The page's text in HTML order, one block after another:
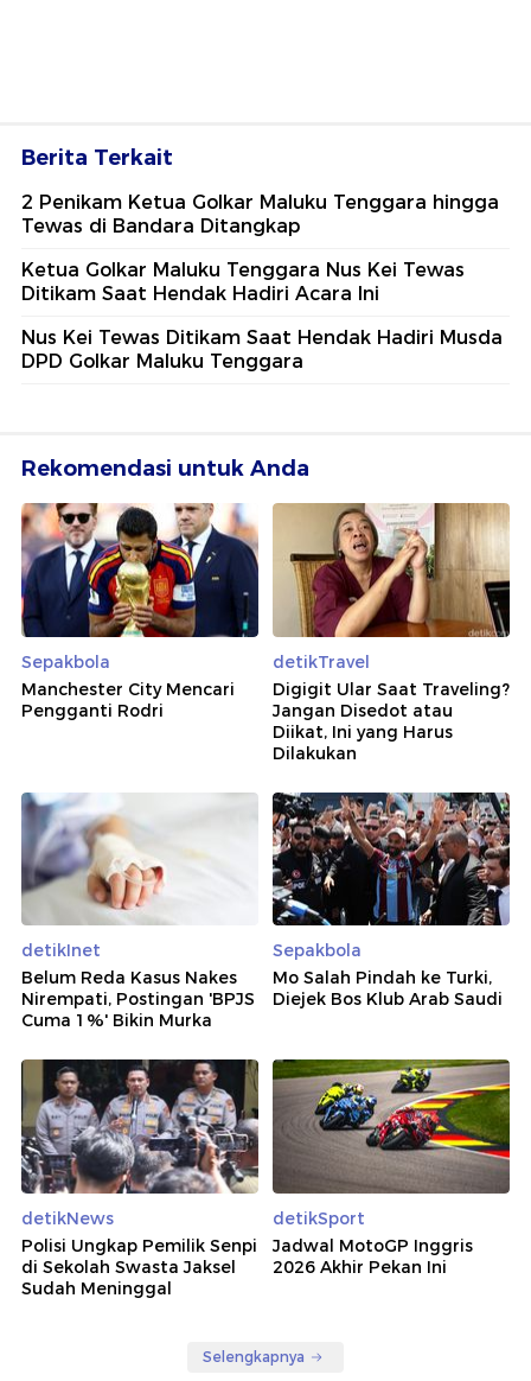
Berita Terkait
2 Penikam Ketua Golkar Maluku Tenggara hingga
Tewas di Bandara Ditangkap
Ketua Golkar Maluku Tenggara Nus Kei Tewas
Ditikam Saat Hendak Hadiri Acara Ini
Nus Kei Tewas Ditikam Saat Hendak Hadiri Musda
DPD Golkar Maluku Tenggara
Rekomendasi untuk Anda
Sepakbola
Manchester City Mencari
Pengganti Rodri
detikTravel
Digigit Ular Saat Traveling?
Jangan Disedot atau
Diikat, Ini yang Harus
Dilakukan
detikInet
Belum Reda Kasus Nakes
Nirempati, Postingan 'BPJS
Cuma 1%' Bikin Murka
Sepakbola
Mo Salah Pindah ke Turki,
Diejek Bos Klub Arab Saudi
detikNews
Polisi Ungkap Pemilik Senpi
di Sekolah Swasta Jaksel
Sudah Meninggal
detikSport
Jadwal MotoGP Inggris
2026 Akhir Pekan Ini
Selengkapnya